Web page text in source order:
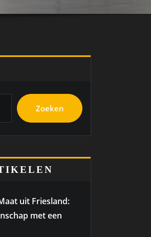
Zoeken
uit Friesland:
met een